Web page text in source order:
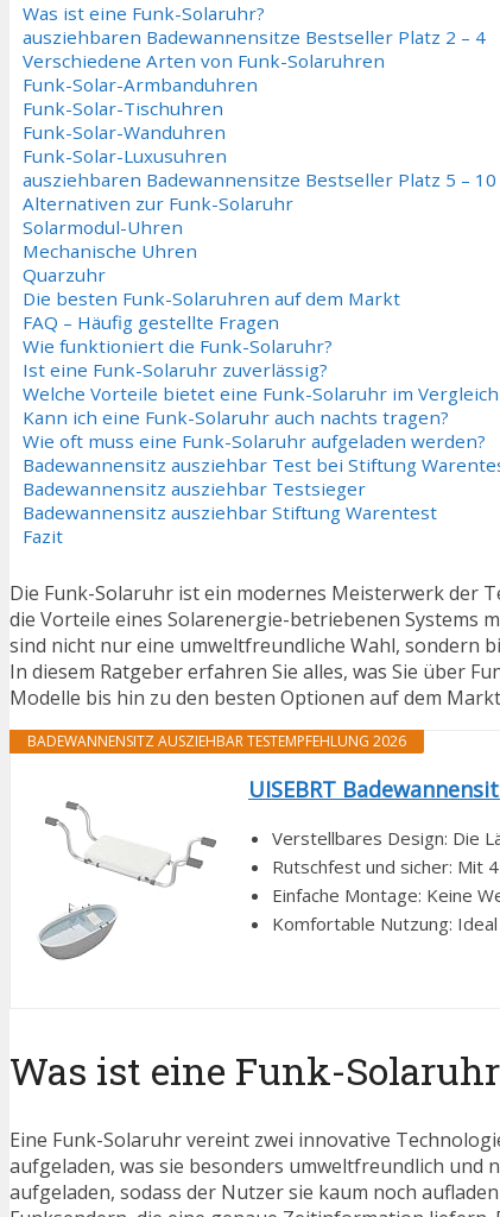
Was ist eine Funk-Solaruhr?
ausziehbaren Badewannensitze Bestseller Platz 2 – 4
Verschiedene Arten von Funk-Solaruhren
Funk-Solar-Armbanduhren
Funk-Solar-Tischuhren
Funk-Solar-Wanduhren
Funk-Solar-Luxusuhren
ausziehbaren Badewannensitze Bestseller Platz 5 – 10
Alternativen zur Funk-Solaruhr
Solarmodul-Uhren
Mechanische Uhren
Quarzuhr
Die besten Funk-Solaruhren auf dem Markt
FAQ – Häufig gestellte Fragen
Wie funktioniert die Funk-Solaruhr?
Ist eine Funk-Solaruhr zuverlässig?
Welche Vorteile bietet eine Funk-Solaruhr im
Kann ich eine Funk-Solaruhr auch nachts tragen?
Wie oft muss eine Funk-Solaruhr aufgeladen werden?
Badewannensitz ausziehbar Test bei Stiftung
Badewannensitz ausziehbar Testsieger
Badewannensitz ausziehbar Stiftung Warentest
Fazit
Die Funk-Solaruhr ist ein modernes Meisterwerk der
die Vorteile eines Solarenergie-betriebenen Systems
sind nicht nur eine umweltfreundliche Wahl, sondern
In diesem Ratgeber erfahren Sie alles, was Sie über
Modelle bis hin zu den besten Optionen auf dem
BADEWANNENSITZ AUSZIEHBAR TESTEMPFEHLUNG 2026
UISEBRT
Verstellbares Design: Die
Rutschfest und sicher: Mit
Einfache Montage: Keine
Komfortable Nutzung:
Was ist eine Funk-
Eine Funk-Solaruhr vereint zwei innovative
aufgeladen, was sie besonders umweltfreundlich
aufgeladen, sodass der Nutzer sie kaum noch